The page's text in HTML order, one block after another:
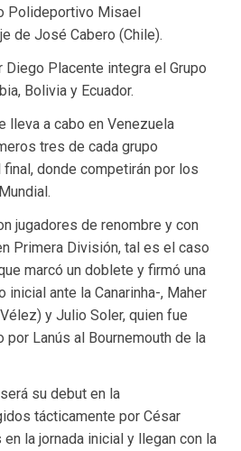
Polideportivo Misael
de José Cabero (Chile).
Diego Placente integra el Grupo
Bolivia y Ecuador.
lleva a cabo en Venezuela
tres de cada grupo
donde competirán por los
jugadores de renombre y con
Primera División, tal es el caso
marcó un doblete y firmó una
ante la Canarinha-, Maher
y Julio Soler, quien fue
Lanús al Bournemouth de la
su debut en la
tácticamente por César
la jornada inicial y llegan con la